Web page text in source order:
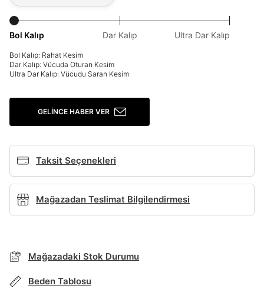
Bol Kalıp Dar Kalıp Ultra Dar Kalıp
Bol Kalıp: Rahat Kesim
Dar Kalıp: Vücuda Oturan Kesim
Ultra Dar Kalıp: Vücudu Saran Kesim
GELINCE HABER VER
Taksit Seçenekleri
Mağazadan Teslimat Bilgilendirmesi
Mağazadaki Stok Durumu
Beden Tablosu
Şifremi Unuttum
Giriş Yap
Telefon Numarası*
Şifre*